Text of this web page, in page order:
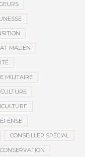
MALIEN
MILITAIRE
CONSEILLER SPÉCIAL
CONSERVATION